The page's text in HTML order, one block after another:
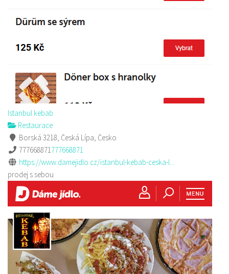
Istanbul kebab
Restaurace
Borská 3218, Česká Lípa, Česko
777668871777668871
https://www.damejidlo.cz/istanbul-kebab-ceska-l...
prodej s sebou